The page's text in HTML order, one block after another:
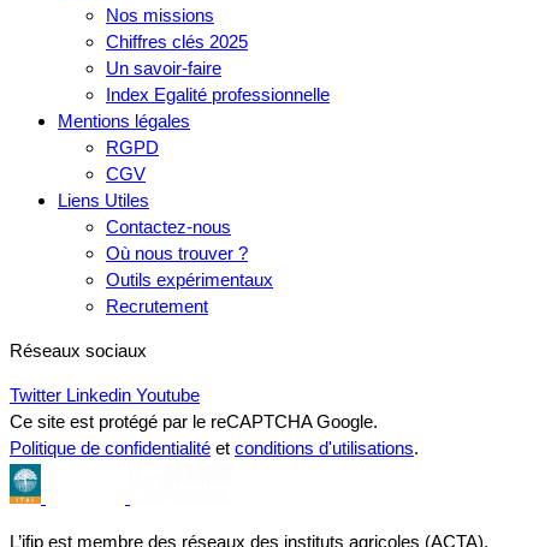
Nos missions
Chiffres clés 2025
Un savoir-faire
Index Egalité professionnelle
Mentions légales
RGPD
CGV
Liens Utiles
Contactez-nous
Où nous trouver ?
Outils expérimentaux
Recrutement
Réseaux sociaux
Twitter Linkedin Youtube
Ce site est protégé par le reCAPTCHA Google.
Politique de confidentialité et conditions d'utilisations.
L’ifip est membre des réseaux des instituts agricoles (ACTA),